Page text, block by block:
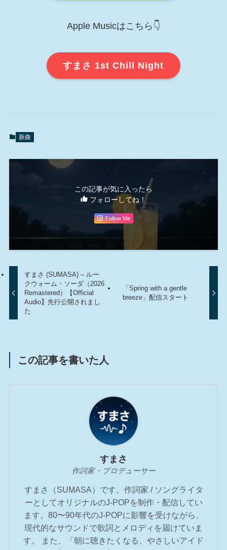
Apple Musicはこちら👇
すまさ 1st Chill Night
新曲
この記事が気に入ったら
フォローしてね！
Follow Me
すまさ (SUMASA) – ルー
クウォーム・ソーダ（2026
Remastered）【Official
Audio】先行公開されまし
た
「Spring with a gentle
breeze」配信スタート
この記事を書いた人
すまさ
作詞家・プロデューサー
すまさ（SUMASA）です。作詞家 / ソングライタ
ーとしてオリジナルのJ-POPを制作・配信してい
ます。80〜90年代のJ-POPに影響を受けながら、
現代的なサウンドで歌詞とメロディを届けていま
す。 また、「朝に聴きたくなる、やさしいアイド